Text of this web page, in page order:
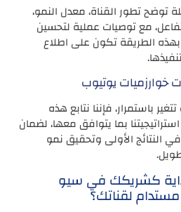
توضح تطور القناة، معدل النمو،
مع توصيات عملية لتحسين
وبهذه الطريقة تكون على اطلاع
خوارزميات يوتيوب
باستمرار، فإننا نتابع هذه
بما يتوافق معها، لضمان
النتائج الأولى وتحقيق نمو
كشريكك في سيو
لقناتك؟